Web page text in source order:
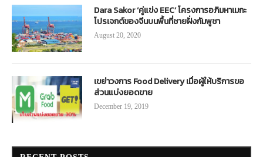
Dara Sakor ‘คู่แข่ง EEC’ โครงการอภิมหาเมกะ
โปรเจกต์ของจีนบนพื้นที่ชายฝั่งกัมพูชา
August 20, 2020
เขย่าวงการ Food Delivery เมื่อผู้ให้บริการขอ
ส่วนแบ่งยอดขาย
December 19, 2019